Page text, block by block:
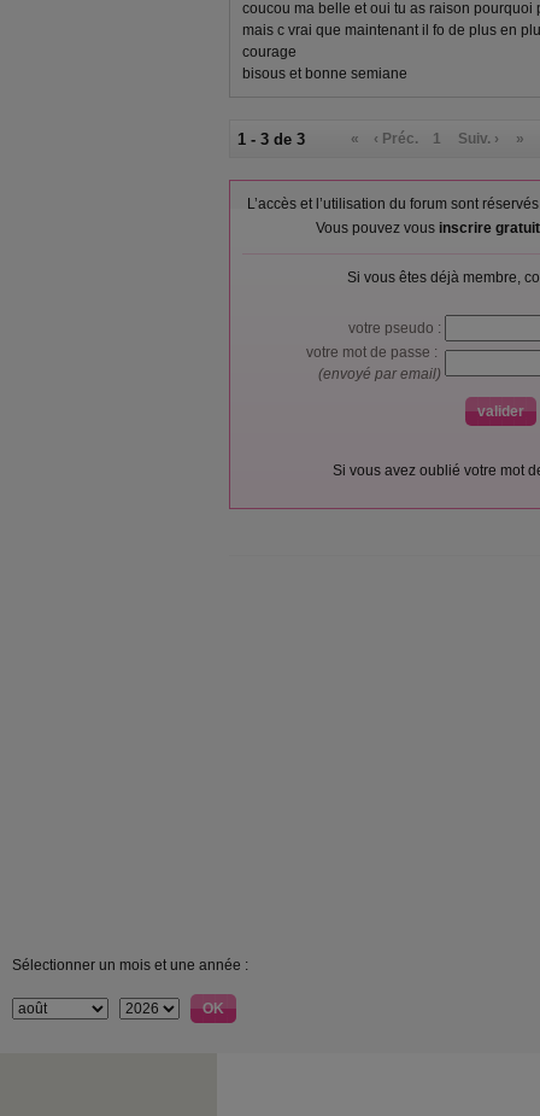
coucou ma belle et oui tu as raison pourquoi
mais c vrai que maintenant il fo de plus en
courage
bisous et bonne semiane
1 - 3 de 3 « ‹ Préc. 1 Suiv. › »
L’accès et l’utilisation du forum sont
Vous pouvez vous inscrire
Si vous êtes déjà membre,
votre pseudo :
votre mot de passe :
(envoyé par email)
Si vous avez oublié votre mot
Sélectionner un mois et une année :